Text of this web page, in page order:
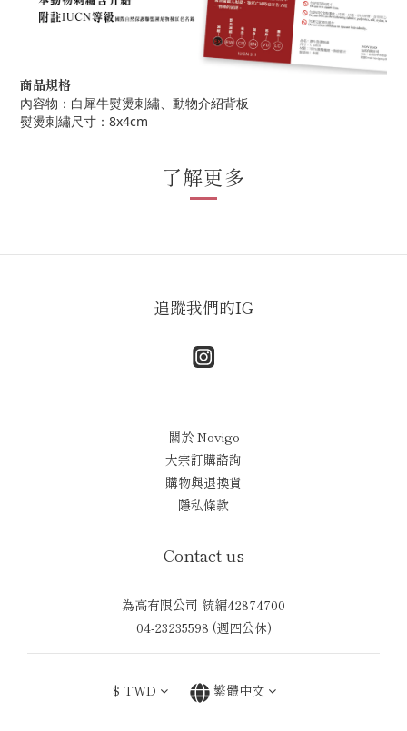
商品規格
內容物：白犀牛熨燙刺繡、動物介紹背板
熨燙刺繡尺寸：8x4cm
了解更多
追蹤我們的IG
關於 Novigo
大宗訂購諮詢
購物與退換貨
隱私條款
Contact us
為高有限公司 統編42874700
04-23235598 (週四公休)
$ TWD 繁體中文